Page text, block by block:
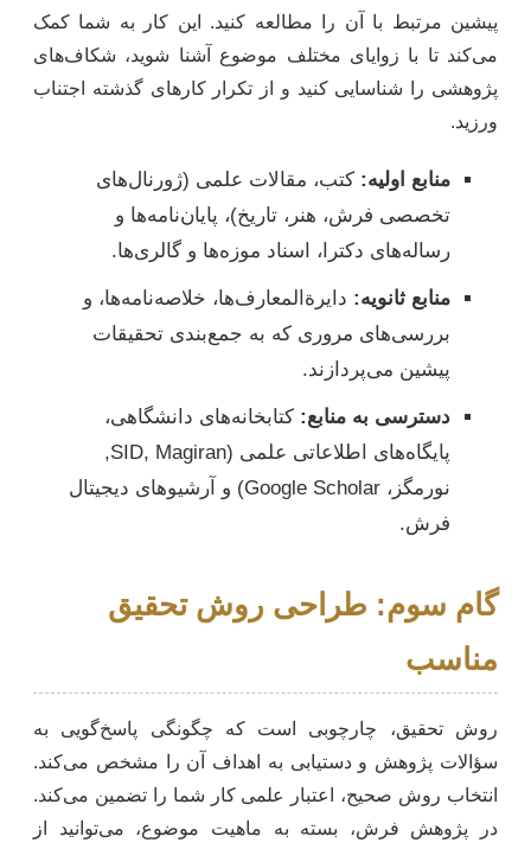
پیشین مرتبط با آن را مطالعه کنید. این کار به شما کمک
می‌کند تا با زوایای مختلف موضوع آشنا شوید، شکاف‌های
پژوهشی را شناسایی کنید و از تکرار کارهای گذشته اجتناب
ورزید.
منابع اولیه: کتب، مقالات علمی (ژورنال‌های
تخصصی فرش، هنر، تاریخ)، پایان‌نامه‌ها و
رساله‌های دکترا، اسناد موزه‌ها و گالری‌ها.
منابع ثانویه: دایرة‌المعارف‌ها، خلاصه‌نامه‌ها، و
بررسی‌های مروری که به جمع‌بندی تحقیقات
پیشین می‌پردازند.
دسترسی به منابع: کتابخانه‌های دانشگاهی،
پایگاه‌های اطلاعاتی علمی (SID, Magiran,
نورمگز، Google Scholar) و آرشیوهای دیجیتال
فرش.
گام سوم: طراحی روش تحقیق
مناسب
روش تحقیق، چارچوبی است که چگونگی پاسخ‌گویی به
سؤالات پژوهش و دستیابی به اهداف آن را مشخص می‌کند.
انتخاب روش صحیح، اعتبار علمی کار شما را تضمین می‌کند.
در پژوهش فرش، بسته به ماهیت موضوع، می‌توانید از